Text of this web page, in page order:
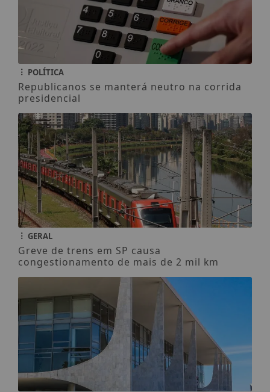
POLÍTICA
Republicanos se manterá neutro na corrida
presidencial
GERAL
Greve de trens em SP causa
congestionamento de mais de 2 mil km